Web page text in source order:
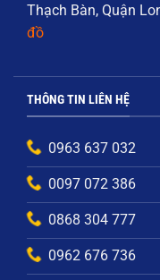
Thạch Bàn, Quận
đồ
THÔNG TIN LIÊN HỆ
0963 637 032
0097 072 386
0868 304 777
0962 676 736